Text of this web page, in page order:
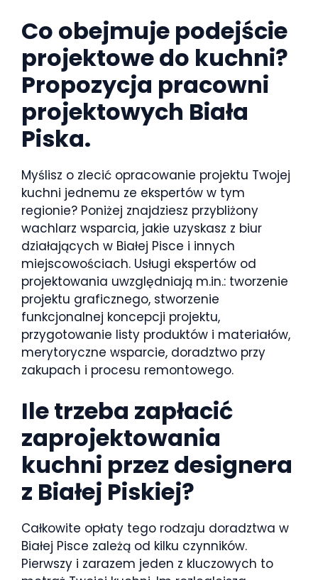
Co obejmuje podejście
projektowe do kuchni?
Propozycja pracowni
projektowych Biała
Piska.
Myślisz o zlecić opracowanie projektu Twojej
kuchni jednemu ze ekspertów w tym
regionie? Poniżej znajdziesz przybliżony
wachlarz wsparcia, jakie uzyskasz z biur
działających w Białej Pisce i innych
miejscowościach. Usługi ekspertów od
projektowania uwzględniają m.in.: tworzenie
projektu graficznego, stworzenie
funkcjonalnej koncepcji projektu,
przygotowanie listy produktów i materiałów,
merytoryczne wsparcie, doradztwo przy
zakupach i procesu remontowego.
Ile trzeba zapłacić
zaprojektowania
kuchni przez designera
z Białej Piskiej?
Całkowite opłaty tego rodzaju doradztwa w
Białej Pisce zależą od kilku czynników.
Pierwszy i zarazem jeden z kluczowych to